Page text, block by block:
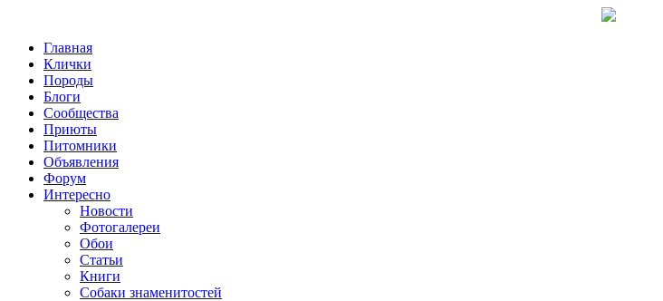
Главная
Клички
Породы
Блоги
Сообщества
Приюты
Питомники
Объявления
Форум
Интересно
Новости
Фотогалереи
Обои
Статьи
Книги
Собаки знаменитостей